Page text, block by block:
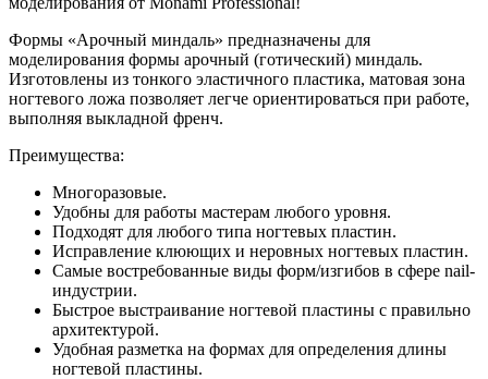
Формы «Арочный миндаль» предназначены для
моделирования формы арочный (готический) миндаль.
Изготовлены из тонкого эластичного пластика, матовая зона
ногтевого ложа позволяет легче ориентироваться при работе,
выполняя выкладной френч.
Преимущества:
Многоразовые.
Удобны для работы мастерам любого уровня.
Подходят для любого типа ногтевых пластин.
Исправление клюющих и неровных ногтевых пластин.
Самые востребованные виды форм/изгибов в сфере nail-
индустрии.
Быстрое выстраивание ногтевой пластины с правильно
архитектурой.
Удобная разметка на формах для определения длины
ногтевой пластины.